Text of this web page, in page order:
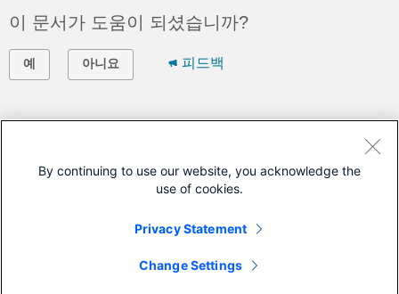
이 문서가 도움이 되셨습니까?
예 아니요 피드백
지원 케이스 접수
필요)
이 문서가 적용되는 제품
By continuing to use our website, you acknowledge the
use of cookies.
Privacy Statement
Change Settings